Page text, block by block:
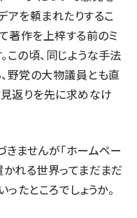
アを頼まれたりするこ
著作を上梓する前のミ
この頃、同じような手法
野党の大物議員とも直
見返りを先に求めなけ
ませんが「ホームペー
かれる世界ってまだまだ
たところでしょうか。